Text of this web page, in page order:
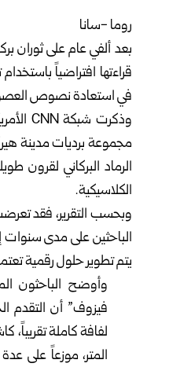
روما -سانا
بعد ألفي عام على ثوران
قراءتها افتراضياً
في استعادة نصوص
الرماد البركاني لقرون
الكلاسيكية.
وبحسب التقرير، فقد
الباحثين على مدى سنوات
يتم تطوير حلول رقمية
وأوضح الباحثون
فيزوف” أن التقدم
لفافة كاملة
المتر، موزعاً على